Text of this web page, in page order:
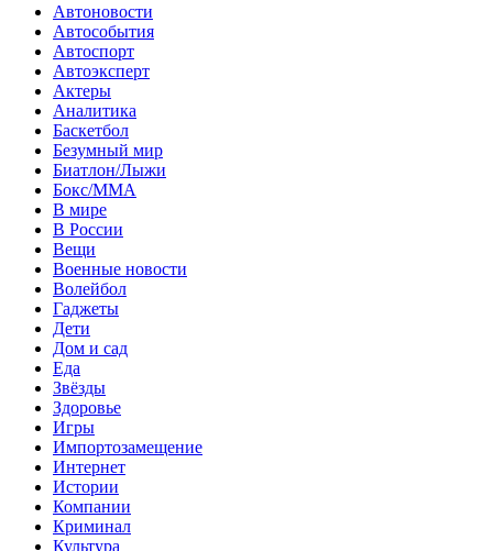
Автоновости
Автособытия
Автоспорт
Автоэксперт
Актеры
Аналитика
Баскетбол
Безумный мир
Биатлон/Лыжи
Бокс/MMA
В мире
В России
Вещи
Военные новости
Волейбол
Гаджеты
Дети
Дом и сад
Еда
Звёзды
Здоровье
Игры
Импортозамещение
Интернет
Истории
Компании
Криминал
Культура